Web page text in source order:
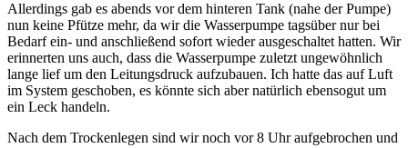
Allerdings gab es abends vor dem hinteren Tank (nahe der Pumpe)
nun keine Pfütze mehr, da wir die Wasserpumpe tagsüber nur bei
Bedarf ein- und anschließend sofort wieder ausgeschaltet hatten. Wir
erinnerten uns auch, dass die Wasserpumpe zuletzt ungewöhnlich
lange lief um den Leitungsdruck aufzubauen. Ich hatte das auf Luft
im System geschoben, es könnte sich aber natürlich ebensogut um
ein Leck handeln.
Nach dem Trockenlegen sind wir noch vor 8 Uhr aufgebrochen und